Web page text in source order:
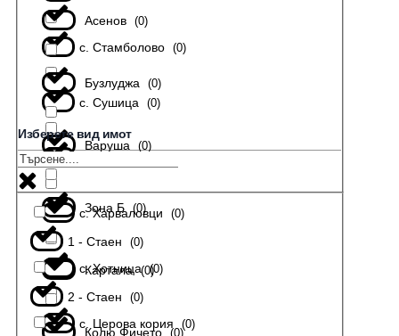
с. Стамболово (0)
с. Сушица (0)
с. Харваловци (0)
с. Хотница (0)
с. Церова кория (0)
Асенов (0)
Бузлуджа (0)
Варуша (0)
Зона Б (0)
Картала (0)
Колю Фичето (0)
Изберете вид имот
1 - Стаен (0)
2 - Стаен (0)